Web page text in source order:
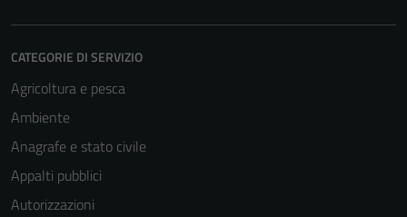
CATEGORIE DI SERVIZIO
Agricoltura e pesca
Ambiente
Anagrafe e stato civile
Appalti pubblici
Autorizzazioni